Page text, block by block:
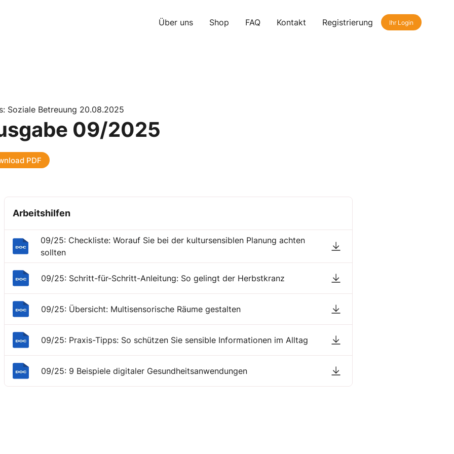
Über uns Shop FAQ Kontakt Registrierung Ihr Login
Soziale Betreuung 20.08.2025
09/2025
PDF
Arbeitshilfen
09/25: Checkliste: Worauf Sie bei der kultursensiblen Planung achten
sollten
09/25: Schritt-für-Schritt-Anleitung: So gelingt der Herbstkranz
09/25: Übersicht: Multisensorische Räume gestalten
09/25: Praxis-Tipps: So schützen Sie sensible Informationen im Alltag
09/25: 9 Beispiele digitaler Gesundheitsanwendungen